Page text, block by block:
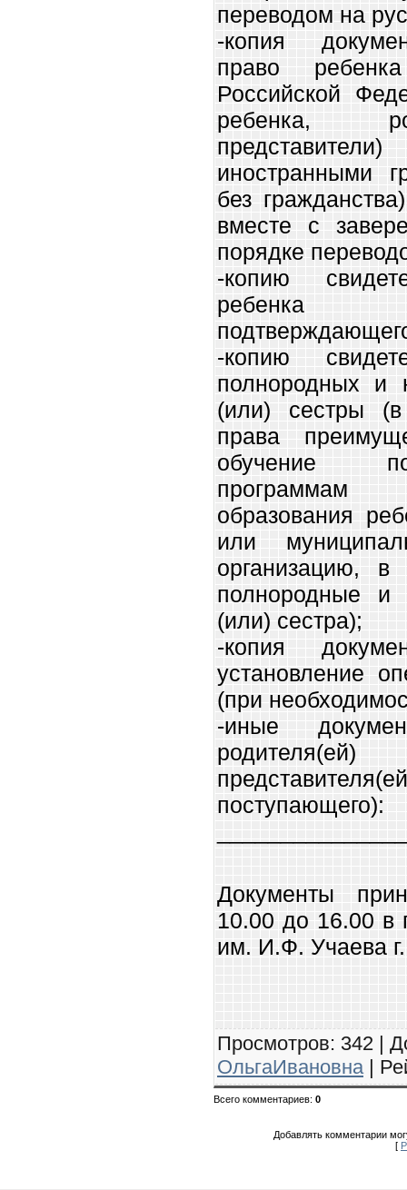
переводом на
-копия
право
Российской
ребенка,
иностранными
без
вместе с
порядке
-копию
ребенка
-копию
полнородных и
(или) сестры (в
права
обучение
программам
образования
или
организацию, в
полнородные и
(или) сестра);
-копия
установление
(при
-иные
поступающего):
Документы
10.00 до 16.00
им. И.Ф. Учаева
Просмотров: 342 |
ОльгаИвановна |
Всего комментариев: 0
Добавлять комментарии
[